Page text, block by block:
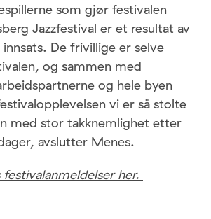
som gjør festivalen
Jazzfestival er et resultat av
De frivillige er selve
og sammen med
og hele byen
vi er så stolte
med stor takknemlighet etter
avslutter Menes.
festivalanmeldelser her.